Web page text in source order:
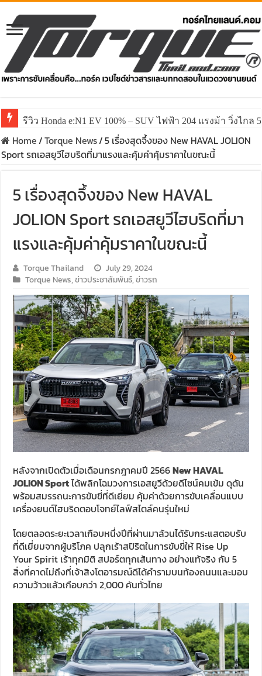
รีวิว Honda e:N1 EV 100% – SUV ไฟฟ้า 204 แรงม้า วิ่งไกล
รีวิว ลองขับ All New GWM HAVAL H6 ปรับโฉมหน้าใหม่
Home/Torque News/5 เรื่องสุดจึ้งของ New HAVAL JOLION
Sport รถเอสยูวีไฮบริดที่มาแรงและคุ้มค่าคุ้มราคาในขณะนี้
5 เรื่องสุดจึ้งของ New HAVAL
JOLION Sport รถเอสยูวีไฮบริดที่มา
แรงและคุ้มค่าคุ้มราคาในขณะนี้
Torque Thailand
July 29, 2024
Torque News,ข่าวประชาสัมพันธ์,ข่าวรถ
หลังจากเปิดตัวเมื่อเดือนกรกฎาคมปี 2566New HAVAL
JOLION Sportได้พลิกโฉมวงการเอสยูวีด้วยดีไซน์คมเข้ม ดุดัน
พร้อมสมรรถนะการขับขี่ที่ดีเยี่ยม คุ้มค่าด้วยการขับเคลื่อนแบบ
เครื่องยนต์ไฮบริดตอบโจทย์ไลฟ์สไตล์คนรุ่นใหม่
โดยตลอดระยะเวลาเกือบหนึ่งปีที่ผ่านมาล้วนได้รับกระแสตอบรับ
ที่ดีเยี่ยมจากผู้บริโภค ปลุกเร้าสปิริตในการขับขี่ให้ Rise Up
Your Spirit เร้าทุกมิติ สปอร์ตทุกเส้นทาง อย่างแท้จริง กับ 5
สิ่งที่คาดไม่ถึงที่เจ้าสิงโตอารมณ์ดีได้คำรามบนท้องถนนและมอบ
ความว้าวแล้วเกือบกว่า 2,000 คันทั่วไทย